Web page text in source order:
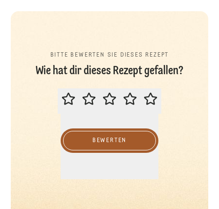
BITTE BEWERTEN SIE DIESES REZEPT
Wie hat dir dieses Rezept gefallen?
BITTE BEWERTEN SIE DIESES
BEWERTEN